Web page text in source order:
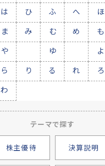
は ひ ふ へ ほ
ま み む め も
や ゆ よ
ら り る れ ろ
わ
テーマで探す
株主優待 決算説明